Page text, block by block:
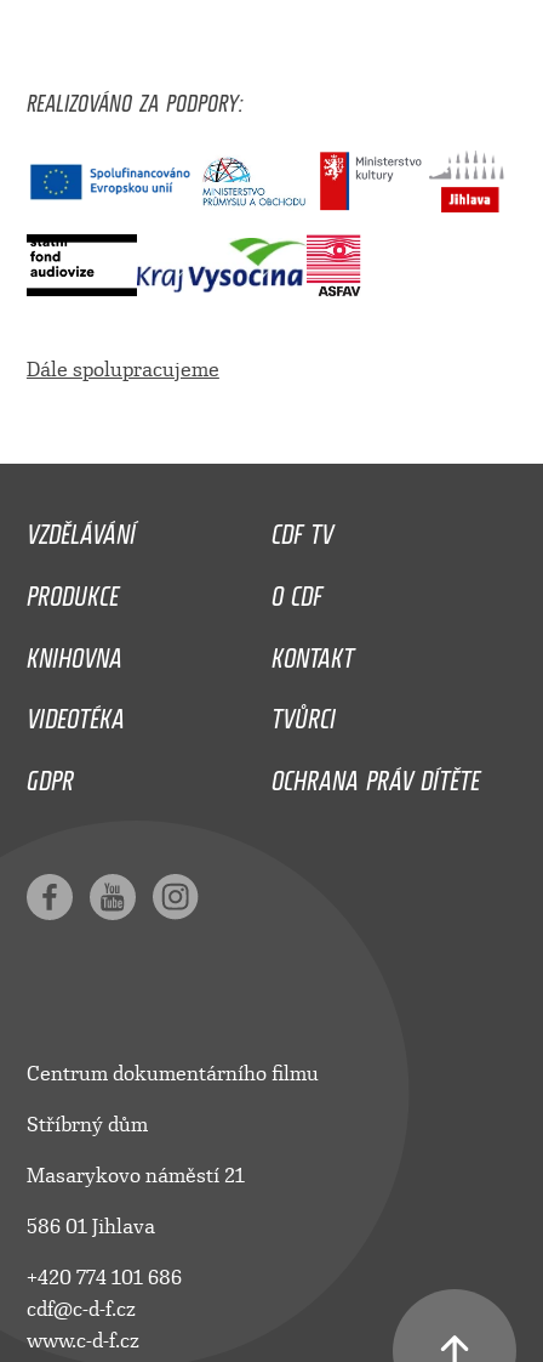
REALIZOVÁNO ZA PODPORY:
Dále spolupracujeme
VZDĚLÁVÁNÍ
CDF TV
PRODUKCE
O CDF
KNIHOVNA
KONTAKT
VIDEOTÉKA
TVŮRCI
GDPR
OCHRANA PRÁV DÍTĚTE
Centrum dokumentárního filmu
Stříbrný dům
Masarykovo náměstí 21
586 01 Jihlava
+420 774 101 686
cdf@c-d-f.cz
www.c-d-f.cz